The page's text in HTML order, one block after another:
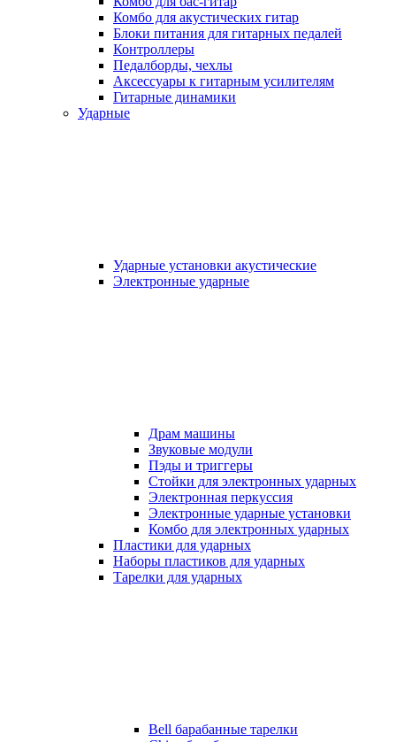
Комбо для акустических гитар
Блоки питания для гитарных педалей
Контроллеры
Педалборды, чехлы
Аксеcсуары к гитарным усилителям
Гитарные динамики
Ударные
Ударные установки акустические
Электронные ударные
Драм машины
Звуковые модули
Пэды и триггеры
Стойки для электронных ударных
Электронная перкуссия
Электронные ударные установки
Комбо для электронных ударных
Пластики для ударных
Наборы пластиков для ударных
Тарелки для ударных
Bell барабанные тарелки